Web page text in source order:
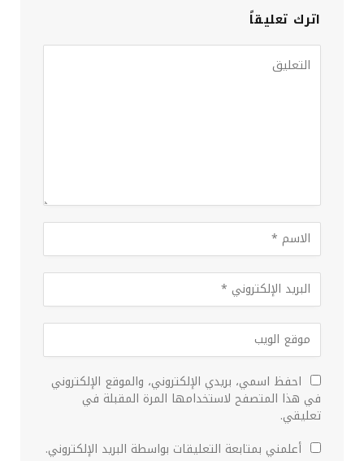
اترك تعليقاً
احفظ اسمي، بريدي الإلكتروني، والموقع الإلكتروني
في هذا المتصفح لاستخدامها المرة المقبلة في
تعليقي.
أعلمني بمتابعة التعليقات بواسطة البريد الإلكتروني.